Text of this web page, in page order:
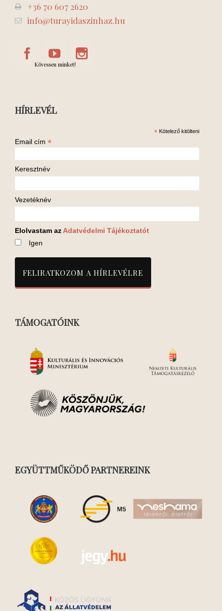
+36 70 607 2620
info@turayidaszinhaz.hu
Kövessen minket!
HÍRLEVÉL
* Kötelező kitölteni
Email cím *
Keresztnév
Vezetéknév
Elolvastam azAdatvédelmi Tájékoztatót
Igen
TÁMOGATÓINK
EGYÜTTMŰKÖDŐ PARTNEREINK